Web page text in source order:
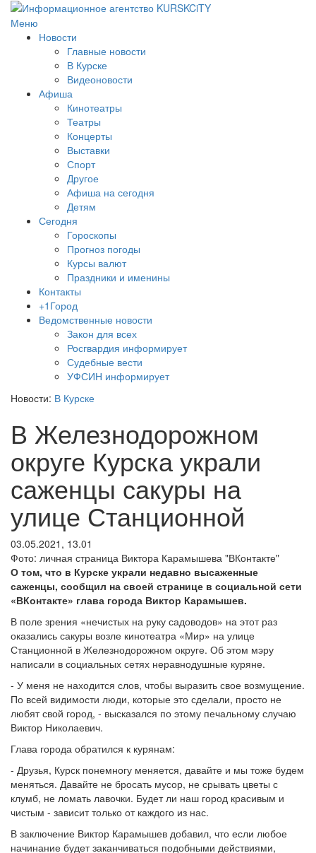
Меню
Новости
Главные новости
В Курске
Видеоновости
Афиша
Кинотеатры
Театры
Концерты
Выставки
Спорт
Другое
Афиша на сегодня
Детям
Сегодня
Гороскопы
Прогноз погоды
Курсы валют
Праздники и именины
Контакты
+1Город
Ведомственные новости
Закон для всех
Росгвардия информирует
Судебные вести
УФСИН информирует
Новости: В Курске
В Железнодорожном
округе Курска украли
саженцы сакуры на
улице Станционной
03.05.2021, 13.01
Фото: личная страница Виктора Карамышева "ВКонтакте"
О том, что в Курске украли недавно высаженные
саженцы, сообщил на своей странице в социальной сети
«ВКонтакте» глава города Виктор Карамышев.
В поле зрения «нечистых на руку садоводов» на этот раз
оказались сакуры возле кинотеатра «Мир» на улице
Станционной в Железнодорожном округе. Об этом мэру
написали в социальных сетях неравнодушные куряне.
- У меня не находится слов, чтобы выразить свое возмущение.
По всей видимости люди, которые это сделали, просто не
любят свой город, - высказался по этому печальному случаю
Виктор Николаевич.
Глава города обратился к курянам:
- Друзья, Курск понемногу меняется, давайте и мы тоже будем
меняться. Давайте не бросать мусор, не срывать цветы с
клумб, не ломать лавочки. Будет ли наш город красивым и
чистым - зависит только от каждого из нас.
В заключение Виктор Карамышев добавил, что если любое
начинание будет заканчиваться подобными действиями,